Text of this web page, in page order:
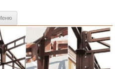
содержимому